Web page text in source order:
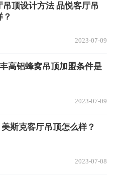
吊顶设计方法 品悦客厅吊
2023-07-09
高铝蜂窝吊顶加盟条件是
2023-07-09
斯克客厅吊顶怎么样？
2023-07-08